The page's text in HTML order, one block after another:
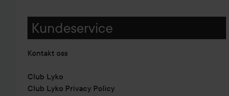
Kundeservice
Kontakt oss
Club Lyko
Club Lyko Privacy Policy